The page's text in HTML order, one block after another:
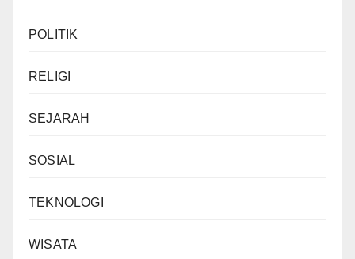
POLITIK
RELIGI
SEJARAH
SOSIAL
TEKNOLOGI
WISATA